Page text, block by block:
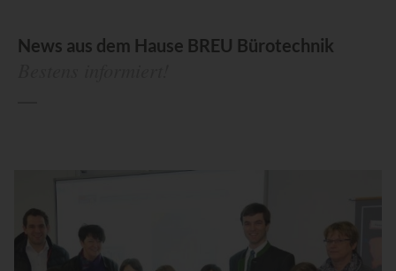
News aus dem Hause BREU Bürotechnik